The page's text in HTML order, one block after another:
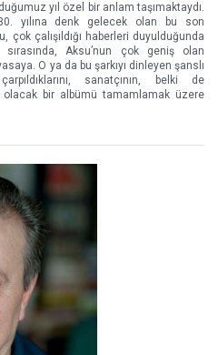
yıl özel bir anlam taşımaktaydı.
yılına denk gelecek olan bu son
çalışıldığı haberleri duyulduğunda
sırasında, Aksu’nun çok geniş olan
O ya da bu şarkıyı dinleyen şanslı
sanatçının, belki de
olacak bir albümü tamamlamak üzere